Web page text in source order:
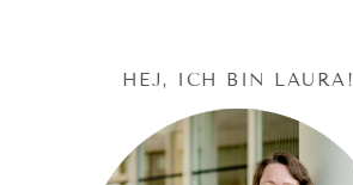
HEJ, ICH BIN LAURA!